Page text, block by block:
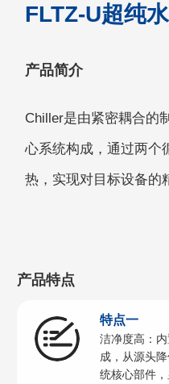
FLTZ-U超纯
产品简介
Chiller是由紧密耦合的
心系统构成，通过两个
热，实现对目标设备的
产品特点
特点一
洁净度高：
成，从源头
统核心部件